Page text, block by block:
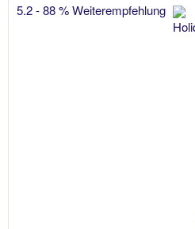
5.2 - 88 % Weiterempfehlung